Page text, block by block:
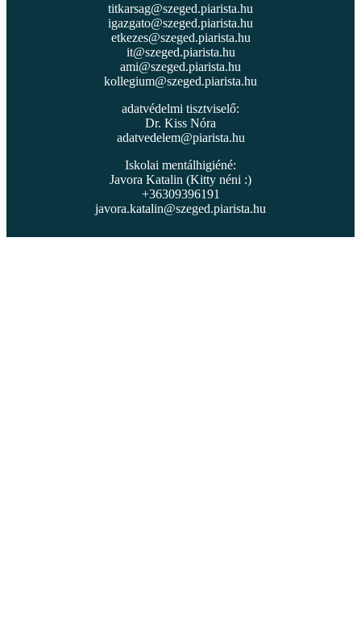
titkarsag@szeged.piarista.hu
igazgato@szeged.piarista.hu
etkezes@szeged.piarista.hu
it@szeged.piarista.hu
ami@szeged.piarista.hu
kollegium@szeged.piarista.hu
adatvédelmi tisztviselő:
Dr. Kiss Nóra
adatvedelem@piarista.hu
Iskolai mentálhigiéné:
Javora Katalin (Kitty néni :)
+36309396191
javora.katalin@szeged.piarista.hu